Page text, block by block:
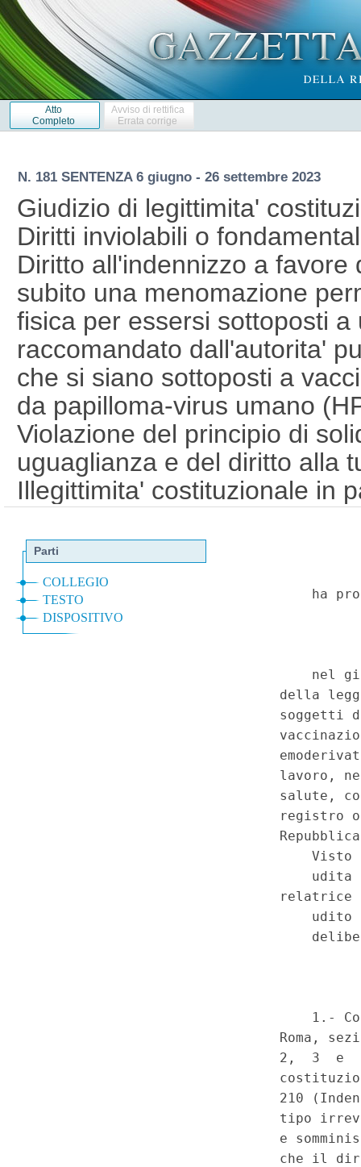
Atto
Completo
Avviso di rettifica
Errata corrige
N. 181 SENTENZA 6 giugno - 26 settembre 2023
Giudizio di legittimita'
Diritti inviolabili o
Diritto all'indennizzo a favore
subito una menomazione
fisica per essersi sottoposti
raccomandato dall'autorita'
che si siano sottoposti a
da papilloma-virus umano
Violazione del principio di
uguaglianza e del diritto alla
Illegittimita' costituzionale in
artt. 2, 3 e 32. (T-230181)
Costituzionale n.39 del 27-9-